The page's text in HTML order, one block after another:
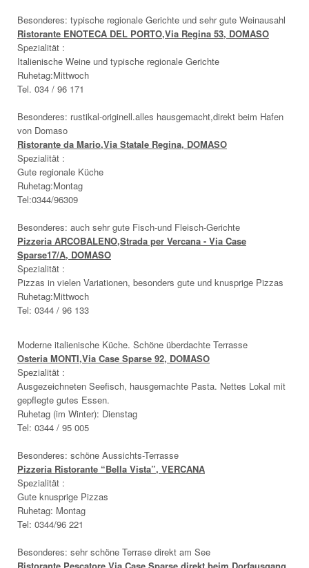
Besonderes: typische regionale Gerichte und sehr gute Weinausahl
Ristorante ENOTECA DEL PORTO,Via Regina 53, DOMASO
Spezialität :
Italienische Weine und typische regionale Gerichte
Ruhetag:Mittwoch
Tel. 034 / 96 171
Besonderes: rustikal-originell.alles hausgemacht,direkt beim Hafen
von Domaso
Ristorante da Mario,Via Statale Regina, DOMASO
Spezialität :
Gute regionale Küche
Ruhetag:Montag
Tel:0344/96309
Besonderes: auch sehr gute Fisch-und Fleisch-Gerichte
Pizzeria ARCOBALENO,Strada per Vercana - Via Case
Sparse17/A, DOMASO
Spezialität :
Pizzas in vielen Variationen, besonders gute und knusprige Pizzas
Ruhetag:Mittwoch
Tel: 0344 / 96 133
Moderne italienische Küche. Schöne überdachte Terrasse
Osteria MONTI,Via Case Sparse 92, DOMASO
Spezialität :
Ausgezeichneten Seefisch, hausgemachte Pasta. Nettes Lokal mit
gepflegte gutes Essen.
Ruhetag (im Winter): Dienstag
Tel: 0344 / 95 005
Besonderes: schöne Aussichts-Terrasse
Pizzeria Ristorante “Bella Vista”, VERCANA
Spezialität :
Gute knusprige Pizzas
Ruhetag: Montag
Tel: 0344/96 221
Besonderes: sehr schöne Terrase direkt am See